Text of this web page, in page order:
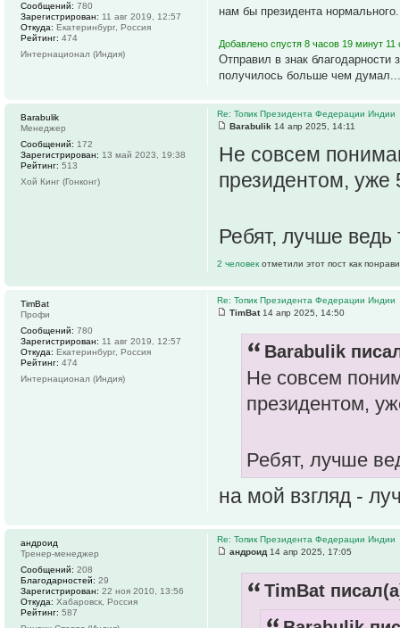
нам бы президента
Добавлено спустя 8 часов 19 минут 11
Отправил в знак
получилось больше чем думал...
Сообщений: 780
Зарегистрирован: 11 авг 2019, 12:57
Откуда: Екатеринбург, Россия
Рейтинг: 474
Интернационал (Индия)
Re: Топик Президента Федерации Индии
Barabulik 14 апр 2025, 14:11
Не совсем
президентом, уже
Ребят, лучше
2 человек отметили этот пост как
Barabulik
Менеджер
Сообщений: 172
Зарегистрирован: 13 май 2023, 19:38
Рейтинг: 513
Хой Кинг (Гонконг)
Re: Топик Президента Федерации Индии
TimBat14 апр 2025, 14:50
Barabulik
Не совсем
президентом,
Ребят, лучше
на мой взгляд -
TimBat
Профи
Сообщений: 780
Зарегистрирован: 11 авг 2019, 12:57
Откуда: Екатеринбург, Россия
Рейтинг: 474
Интернационал (Индия)
Re: Топик Президента Федерации Индии
андроид 14 апр 2025, 17:05
TimBat
андроид
Тренер-менеджер
Сообщений: 208
Благодарностей: 29
Зарегистрирован: 22 ноя 2010, 13:56
Откуда: Хабаровск, Россия
Рейтинг: 587